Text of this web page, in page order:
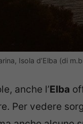
Isola d’Elba (di
anche l’Elba
Per vedere